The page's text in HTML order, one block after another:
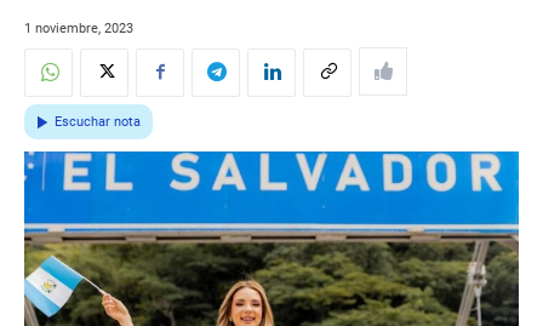
1 noviembre, 2023
Escuchar nota